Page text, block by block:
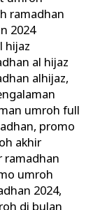
ramadhan
2024
hijaz
al hijaz
alhijaz,
umroh full
, promo
akhir
ramadhan
umroh
2024,